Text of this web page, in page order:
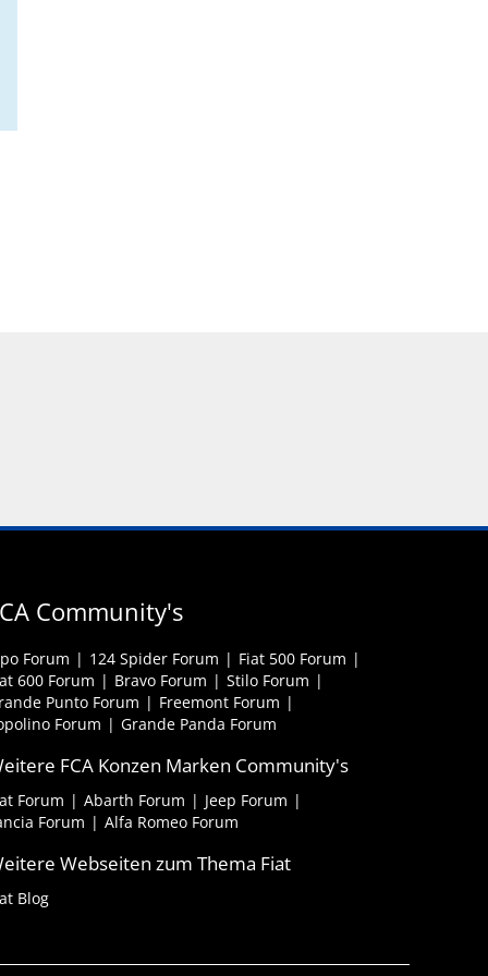
Community's
Forum 124 Spider Forum
Fiat 500 Forum
600 Forum
Bravo Forum
Stilo Forum
Punto Forum
Freemont Forum
Forum
Grande Panda Forum
FCA Konzen Marken Community's
Forum Abarth Forum
Jeep Forum
Forum
Alfa Romeo Forum
Webseiten zum Thema Fiat
Blog